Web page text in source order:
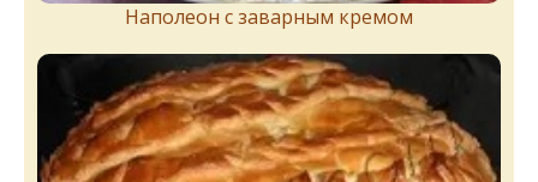
Наполеон с заварным кремом